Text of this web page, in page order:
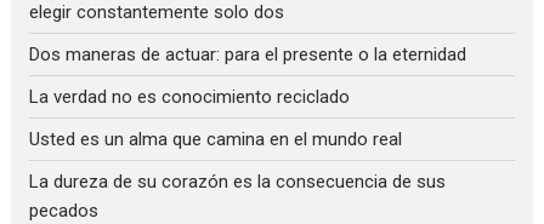
elegir constantemente solo dos
Dos maneras de actuar: para el presente o la eternidad
La verdad no es conocimiento reciclado
Usted es un alma que camina en el mundo real
La dureza de su corazón es la consecuencia de sus
pecados